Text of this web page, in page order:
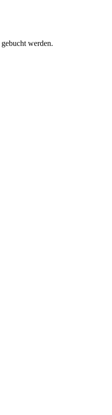
gebucht werden.